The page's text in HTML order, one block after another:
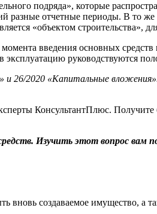
подряда», которые
разные отчетные периоды. В то
«объектом строительства»,
введения основных
руководствуются
26/2020 «Капитальные
КонсультантПлюс.
Изучить этот вопрос вам
создаваемое имущество, а